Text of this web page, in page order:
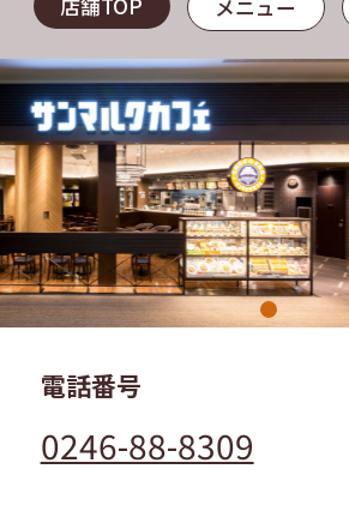
メニュー
電話番号
0246-88-8309